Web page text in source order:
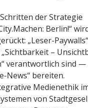
der Strategie
Berlin!“
„Leser-
–
verantwortlich sind —
News“ bereiten.
Medienethik
von